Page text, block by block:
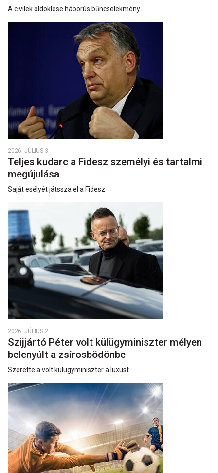
A civilek öldöklése háborús bűncselekmény.
2026. JÚLIUS 3.
Teljes kudarc a Fidesz személyi és tartalmi
megújulása
Saját esélyét játssza el a Fidesz.
2026. JÚLIUS 2.
Szijjártó Péter volt külügyminiszter mélyen
belenyúlt a zsírosbödönbe
Szerette a volt külügyminiszter a luxust.